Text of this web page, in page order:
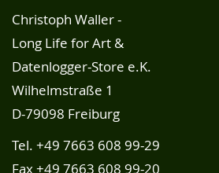
Christoph Waller -
Long Life for Art &
Datenlogger-Store e.K.
Wilhelmstraße 1
D-79098 Freiburg
Tel. +49 7663 608 99-29
Fax +49 7663 608 99-20